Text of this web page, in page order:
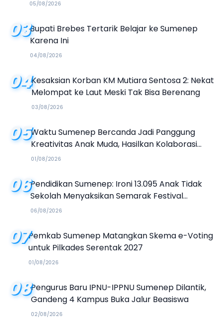
05/08/2026
03Bupati Brebes Tertarik Belajar ke Sumenep
Karena Ini
04/08/2026
04Kesaksian Korban KM Mutiara Sentosa 2: Nekat
Melompat ke Laut Meski Tak Bisa Berenang
03/08/2026
05Waktu Sumenep Bercanda Jadi Panggung
Kreativitas Anak Muda, Hasilkan Kolaborasi
Industri Kreatif
01/08/2026
06Pendidikan Sumenep: Ironi 13.095 Anak Tidak
Sekolah Menyaksikan Semarak Festival
Kalender Event 2026
06/08/2026
07Pemkab Sumenep Matangkan Skema e-Voting
untuk Pilkades Serentak 2027
01/08/2026
08Pengurus Baru IPNU-IPPNU Sumenep Dilantik,
Gandeng 4 Kampus Buka Jalur Beasiswa
02/08/2026